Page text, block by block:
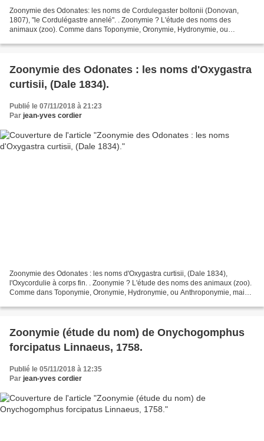
Zoonymie des Odonates: les noms de Cordulegaster boltonii (Donovan,
1807), "le Cordulégastre annelé". . Zoonymie ? L'étude des noms des
animaux (zoo). Comme dans Toponymie, Oronymie, Hydronymie, ou
Zoonymie des Odonates : les noms d'Oxygastra
curtisii, (Dale 1834).
Publié le 07/11/2018 à 21:23
Par jean-yves cordier
Zoonymie des Odonates : les noms d'Oxygastra curtisii, (Dale 1834),
l'Oxycordulie à corps fin. . Zoonymie ? L'étude des noms des animaux (zoo).
Comme dans Toponymie, Oronymie, Hydronymie, ou Anthroponymie, mais
Zoonymie (étude du nom) de Onychogomphus
forcipatus Linnaeus, 1758.
Publié le 05/11/2018 à 12:35
Par jean-yves cordier